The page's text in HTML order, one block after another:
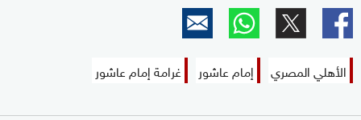
الأهلي المصري إمام عاشور غرامة إمام عاشور